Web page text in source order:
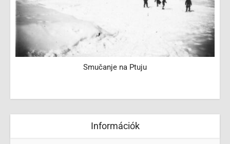
Smučanje na Ptuju
Információk